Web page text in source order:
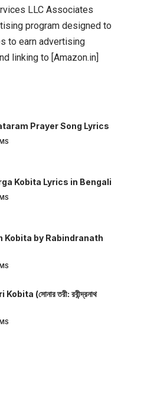
LLC Associates
program designed to
to earn advertising
linking to [Amazon.in]
Prayer Song Lyrics
Kobita Lyrics in Bengali
Kobita by Rabindranath
(সোনার তরী: রবীন্দ্রনাথ